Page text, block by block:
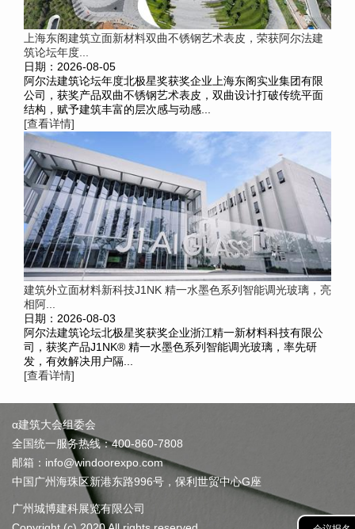
上海东阁建筑立面新材料双曲不锈钢艺术表皮，荣获阿尔法建
筑论坛年度...
日期：2026-08-05
阿尔法建筑论坛年度北极星奖获奖企业上海东阁实业集团有限
公司，获奖产品双曲不锈钢艺术表皮，双曲设计打破传统平面
结构，赋予建筑丰富的层次感与动感...
[查看详情]
建筑外立面材料新科技J1NK 精一水墨色系列智能调光玻璃，亮
相阿...
日期：2026-08-03
阿尔法建筑论坛北极星奖获奖企业浙江精一新材料科技有限公
司，获奖产品J1NK® 精一水墨色系列智能调光玻璃，率先研
发，有效解决用户隔...
[查看详情]
α建筑大会组委会
全国统一服务热线：400-860-7808
邮箱：info@windoorexpo.com
中国广州海珠区新港东路996号，保利世贸中心G座
广州城博建科展览有限公司